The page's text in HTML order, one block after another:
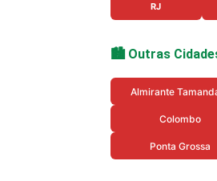
RJ
🏙️ Outras
Almirante
Colombo
Ponta Grossa